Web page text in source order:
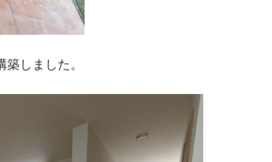
しました。